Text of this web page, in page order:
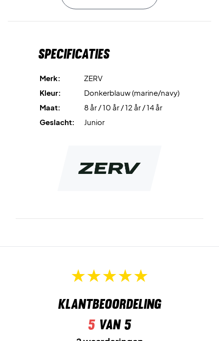
broekspijp, wat zorgt voor een stijlvolle, moderne en
schaffen waardoor je een complete trainingsset hebt die
voor vele gelegenheden kan worden gebruikt.
Specificaties
Merk:
ZERV
Kleur:
Donkerblauw (marine/navy)
Maat:
8 år / 10 år / 12 år / 14 år
Geslacht:
Junior
Klantbeoordeling
5van 5